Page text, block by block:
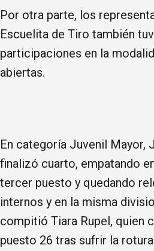
Por otra parte, los
Escuelita de Tiro también
participaciones en la
abiertas.
En categoría Juvenil Mayor,
finalizó cuarto, empatando
tercer puesto y quedando
internos y en la misma
compitió Tiara Rupel, quien
puesto 26 tras sufrir la